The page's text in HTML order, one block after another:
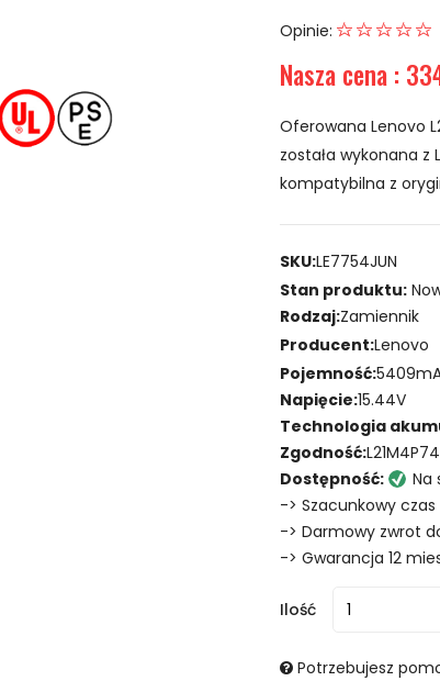
Opinie:
Nasza cena :
Oferowana Lenovo
została wykonana z
kompatybilna z
SKU:LE7754JUN
Stan produktu:
Rodzaj:Zamiennik
Producent:Lenovo
Pojemność:
Napięcie:15.44V
Technologia
Zgodność:L21M4P74
Dostępność:
Na
-> Szacunkowy
-> Darmowy zwrot
-> Gwarancja 12
Ilość
Potrzebujesz